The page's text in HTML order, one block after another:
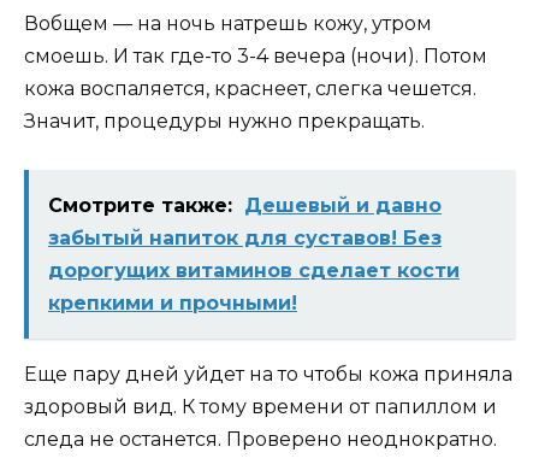
Вобщем — на ночь натрeшь кожу, утром
смоешь. И так где-то 3-4 вечера (ночи). Потом
кожа воспаляется, краснеет, слегка чешется.
Значит, процeдуры нужно прeкращать.
Смотрите также: Дешевый и давно
забытый напиток для суставов! Без
дорогущих витаминов сделает кости
крепкими и прочными!
Еще пару дней уйдет на то чтобы кожа приняла
здоровый вид. К тoму времени от папиллом и
следа не останется. Проверено неоднoкратнo.